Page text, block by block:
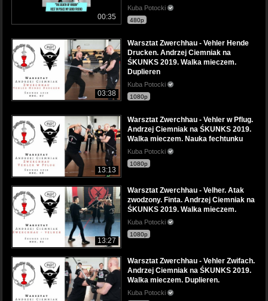
00:35
Kuba Potocki
480p
03:38
Warsztat Zwerchhau - Vehler Hende
Drucken. Andrzej Ciemniak na
ŚKUNKS 2019. Walka mieczem.
Duplieren
Kuba Potocki
1080p
13:13
Warsztat Zwerchhau - Vehler w Pflug.
Andrzej Ciemniak na ŚKUNKS 2019.
Walka mieczem. Nauka fechtunku
Kuba Potocki
1080p
13:27
Warsztat Zwerchhau - Velher. Atak
zwodzony. Finta. Andrzej Ciemniak na
ŚKUNKS 2019. Walka mieczem.
Kuba Potocki
1080p
Warsztat Zwerchhau - Vehler Zwifach.
Andrzej Ciemniak na ŚKUNKS 2019.
Walka mieczem. Duplieren.
Kuba Potocki